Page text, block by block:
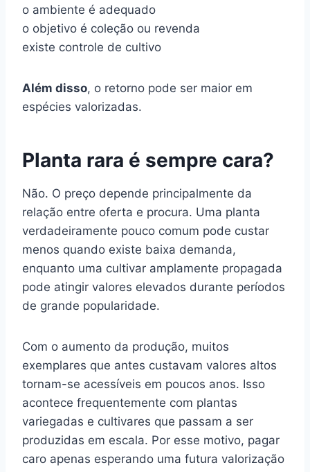
o ambiente é adequado
o objetivo é coleção ou revenda
existe controle de cultivo
Além disso, o retorno pode ser maior em
espécies valorizadas.
Planta rara é sempre cara?
Não. O preço depende principalmente da
relação entre oferta e procura. Uma planta
verdadeiramente pouco comum pode custar
menos quando existe baixa demanda,
enquanto uma cultivar amplamente propagada
pode atingir valores elevados durante períodos
de grande popularidade.
Com o aumento da produção, muitos
exemplares que antes custavam valores altos
tornam-se acessíveis em poucos anos. Isso
acontece frequentemente com plantas
variegadas e cultivares que passam a ser
produzidas em escala. Por esse motivo, pagar
caro apenas esperando uma futura valorização